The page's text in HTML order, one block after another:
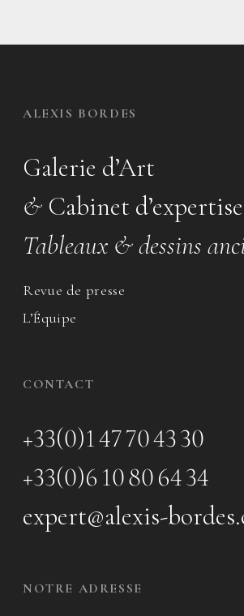
ALEXIS BORDES
Galerie d’Art
& Cabinet d’expertise
Tableaux & dessins
Revue de presse
L’Équipe
CONTACT
+33(0)1 47 70 43 30
+33(0)6 10 80 64 34
expert@alexis-
NOTRE ADRESSE